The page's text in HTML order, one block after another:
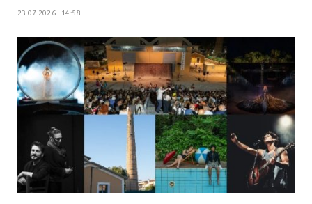
23.07.2026 | 14:58